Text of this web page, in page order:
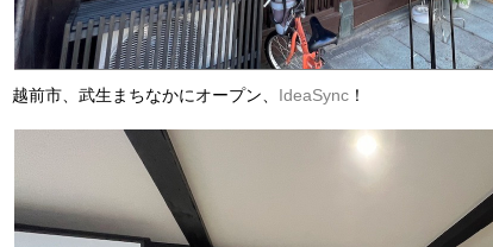
越前市、武生まちなかにオープン、 IdeaSync ！